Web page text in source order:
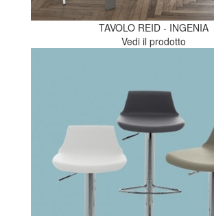
TAVOLO REID - INGENIA
Vedi il prodotto